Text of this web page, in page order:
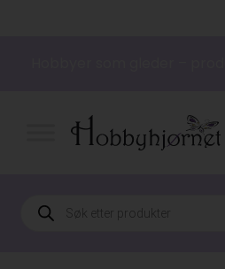
Products
search